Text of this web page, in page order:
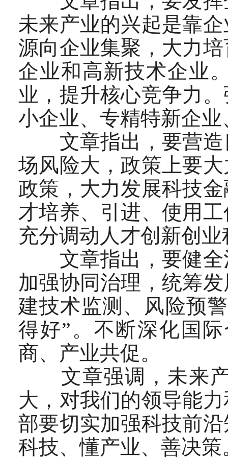
未来产业的兴起是靠
源向企业集聚，大力
企业和高新技术企业
业，提升核心竞争力
小企业、专精特新企
文章指出，要营造
场风险大，政策上要
政策，大力发展科技
才培养、引进、使用
充分调动人才创新创
文章指出，要健全
加强协同治理，统筹
建技术监测、风险预
得好”。不断深化国
商、产业共促。
文章强调，未来产
大，对我们的领导能
部要切实加强科技前
科技、懂产业、善决策